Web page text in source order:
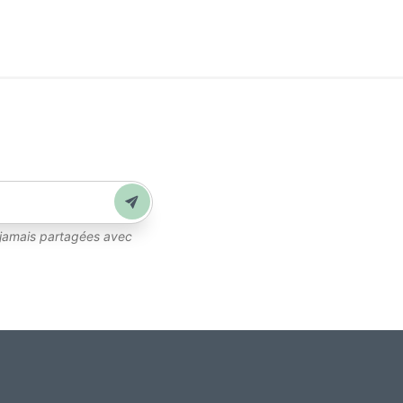
partagées avec
Envoyer